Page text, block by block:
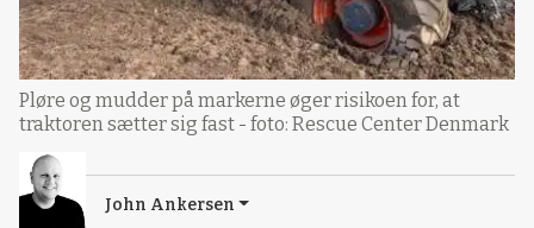
Pløre og mudder på markerne øger risikoen for, at
traktoren sætter sig fast - foto: Rescue Center Denmark
John Ankersen